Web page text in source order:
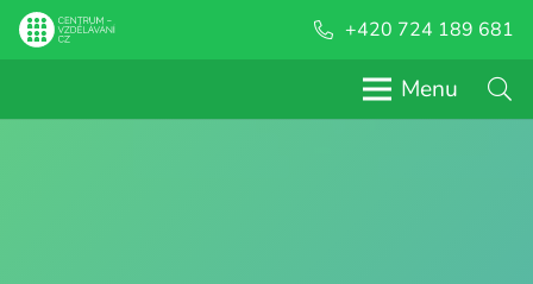
+420 724 189 681
Menu